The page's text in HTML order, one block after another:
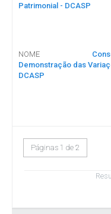
Patrimonial - DCASP
NOME
Demonstração das
DCASP
Páginas 1 de 2